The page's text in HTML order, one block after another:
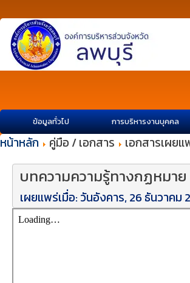
ข้อมูลทั่วไป การบริหารงานบุคคล
หน้าหลัก คู่มือ / เอกสาร เอกสารเผยแ
บทความความรู้ทางกฏหมา
เผยแพร่เมื่อ: วันอังคาร, 26 ธันวาคม